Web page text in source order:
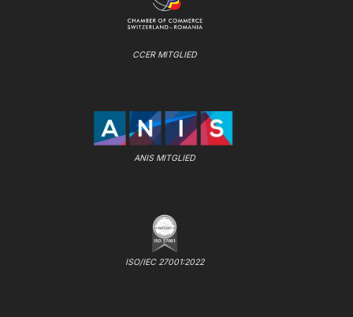
CCER MITGLIED
ANIS MITGLIED
ISO/IEC 27001:2022